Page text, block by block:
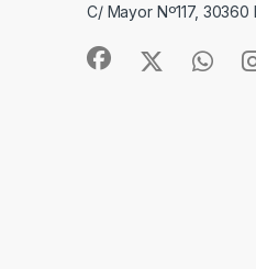
C/ Mayor Nº117,